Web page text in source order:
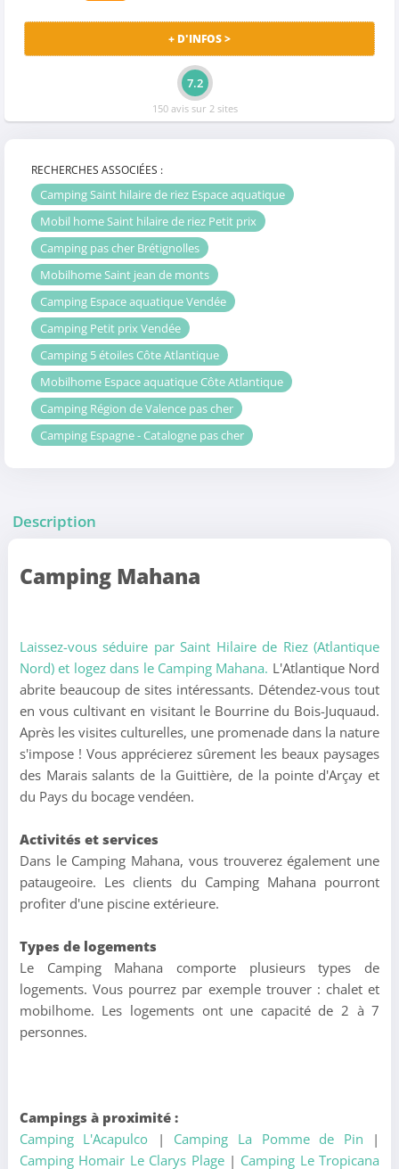
+ D'INFOS >
7.2
150 avis sur 2 sites
RECHERCHES ASSOCIÉES :
Camping Saint hilaire de riez Espace aquatique
Mobil home Saint hilaire de riez Petit prix
Camping pas cher Brétignolles
Mobilhome Saint jean de monts
Camping Espace aquatique Vendée
Camping Petit prix Vendée
Camping 5 étoiles Côte Atlantique
Mobilhome Espace aquatique Côte Atlantique
Camping Région de Valence pas cher
Camping Espagne - Catalogne pas cher
Description
Camping Mahana
Laissez-vous séduire par Saint Hilaire de Riez (Atlantique
Nord) et logez dans le Camping Mahana. L'Atlantique Nord
abrite beaucoup de sites intéressants. Détendez-vous tout
en vous cultivant en visitant le Bourrine du Bois-Juquaud.
Après les visites culturelles, une promenade dans la nature
s'impose ! Vous apprécierez sûrement les beaux paysages
des Marais salants de la Guittière, de la pointe d'Arçay et
du Pays du bocage vendéen.
Activités et services
Dans le Camping Mahana, vous trouverez également une
pataugeoire. Les clients du Camping Mahana pourront
profiter d'une piscine extérieure.
Types de logements
Le Camping Mahana comporte plusieurs types de
logements. Vous pourrez par exemple trouver : chalet et
mobilhome. Les logements ont une capacité de 2 à 7
personnes.
Campings à proximité :
Camping L'Acapulco | Camping La Pomme de Pin |
Camping Homair Le Clarys Plage| Camping Le Tropicana